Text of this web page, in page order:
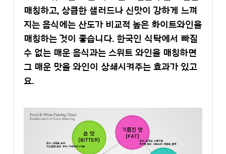
매칭하고, 상큼한 샐러드나 신맛이 강하게 느껴
지는 음식에는 산도가 비교적 높은 화이트와인을
매칭하는 것이 좋습니다. 한국인 식탁에서 빠질
수 없는 매운 음식과는 스위트 와인을 매칭하면
그 매운 맛을 와인이 상쇄시켜주는 효과가 있고
요.